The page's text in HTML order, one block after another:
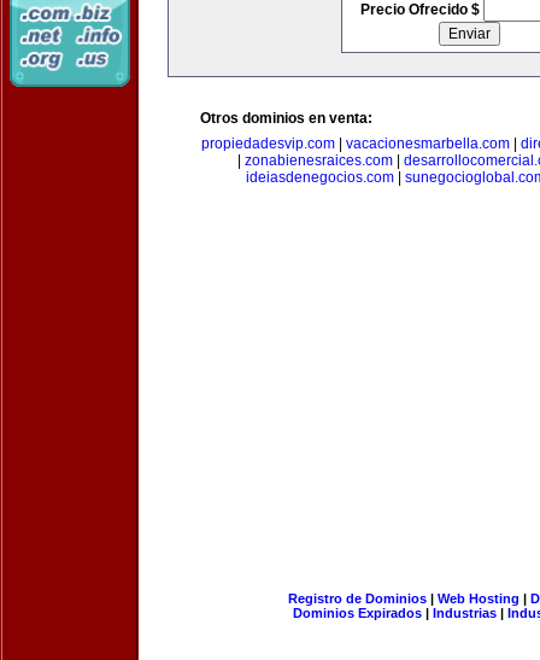
Precio Ofrecido $
Otros dominios en venta:
propiedadesvip.com
vacacionesmarbella.com
zonabienesraices.com
ideiasdenegocios.com|
Registro de Dominios| Web Hosting |
Dominios Expirados | Industrias |